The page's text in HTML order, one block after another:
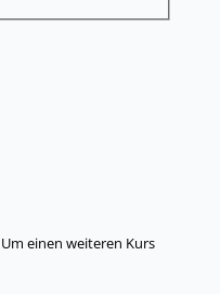
einen weiteren Kurs